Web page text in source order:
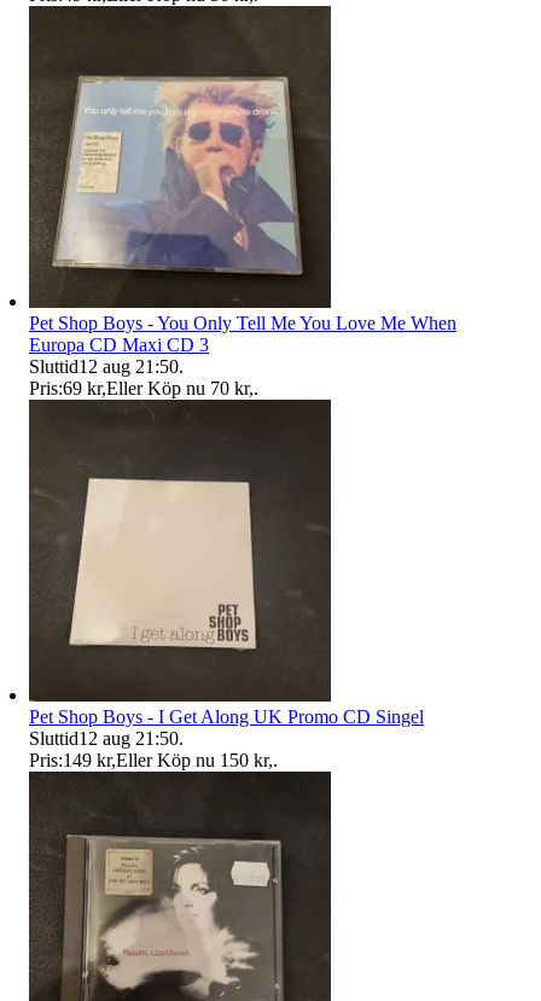
Pet Shop Boys - You Only Tell Me You Love Me When
Europa CD Maxi CD 3
Sluttid12 aug 21:50.
Pris:69 kr,Eller Köp nu 70 kr,.
Pet Shop Boys - I Get Along UK Promo CD Singel
Sluttid12 aug 21:50.
Pris:149 kr,Eller Köp nu 150 kr,.